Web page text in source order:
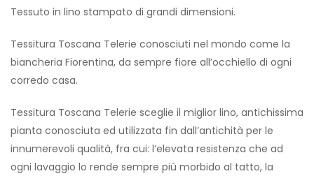
Tessuto in lino stampato di grandi dimensioni.
Tessitura Toscana Telerie conosciuti nel mondo come la
biancheria Fiorentina, da sempre fiore all’occhiello di ogni
corredo casa.
Tessitura Toscana Telerie sceglie il miglior lino, antichissima
pianta conosciuta ed utilizzata fin dall’antichità per le
innumerevoli qualità, fra cui: l’elevata resistenza che ad
ogni lavaggio lo rende sempre più morbido al tatto, la